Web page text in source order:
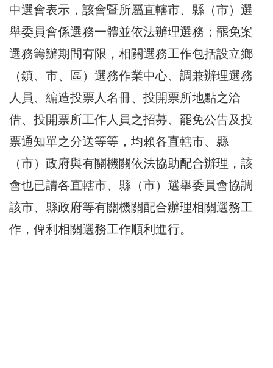
中選會表示，該會暨所屬直轄市、縣（市）選
舉委員會係選務一體並依法辦理選務；罷免案
選務籌辦期間有限，相關選務工作包括設立鄉
（鎮、市、區）選務作業中心、調兼辦理選務
人員、編造投票人名冊、投開票所地點之洽
借、投開票所工作人員之招募、罷免公告及投
票通知單之分送等等，均賴各直轄市、縣
（市）政府與有關機關依法協助配合辦理，該
會也已請各直轄市、縣（市）選舉委員會協調
該市、縣政府等有關機關配合辦理相關選務工
作，俾利相關選務工作順利進行。